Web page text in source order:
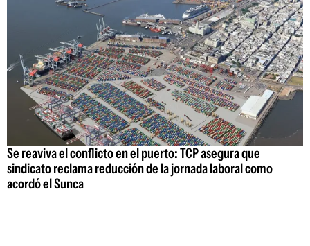
Se reaviva el conflicto en el puerto: TCP asegura que
sindicato reclama reducción de la jornada laboral como
acordó el Sunca